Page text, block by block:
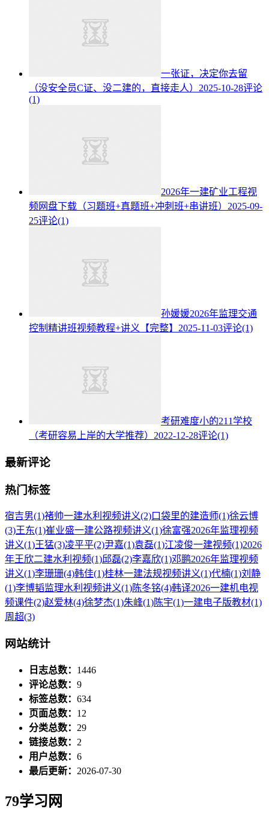
一张证，决定你去留
（没安全员C证、没二建的，直接走人） 2025-10-28评论
(1)
2026年一建矿业工程视
频网盘下载（习题班+真题班+冲刺班+串讲班） 2025-09-
25评论(1)
孙媛媛2026年监理交通
控制精讲班视频教程+讲义【完整】 2025-11-03评论(1)
考研难度小的211学校
（考研容易上岸的大学推荐） 2022-12-28评论(1)
最新评论
热门标签
宿吉男(1)褚帅一建水利视频讲义(2)口袋里的建造师(1)徐云博
(3)王东(1)崔业盛一建公路视频讲义(1)徐富强2026年监理视频
讲义(1)王猛(3)凌平平(2)尹嘉(1)袁磊(1)江凌俊一建视频(1)2026
年王欣二建水利视频(1)邱磊(2)李嘉欣(1)邓鹏2026年监理视频
讲义(1)李珊珊(4)韩佳(1)桂林一建法规视频讲义(1)代楠(1)刘静
(1)李博韬监理水利视频讲义(1)陈冬铭(4)韩译2026一建机电视
频课件(2)赵爱林(4)徐梦杰(1)朱峰(1)陈宇(1)一建电子版教材(1)
周超(3)
网站统计
日志总数： 1446
评论总数： 9
标签总数： 634
页面总数： 12
分类总数： 29
链接总数： 2
用户总数： 6
最后更新： 2026-07-30
79学习网